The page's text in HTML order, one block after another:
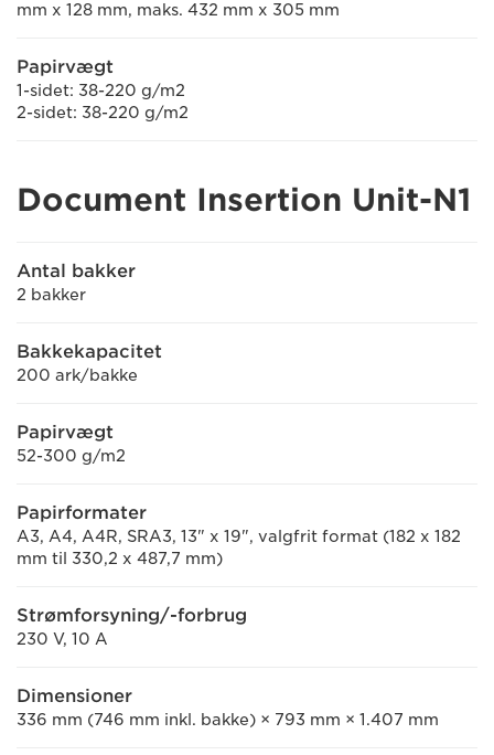
mm x 128 mm, maks. 432 mm x 305 mm
Papirvægt
1-sidet: 38-220 g/m2
2-sidet: 38-220 g/m2
Document Insertion Unit-N1
Antal bakker
2 bakker
Bakkekapacitet
200 ark/bakke
Papirvægt
52-300 g/m2
Papirformater
A3, A4, A4R, SRA3, 13" x 19", valgfrit format (182 x 182
mm til 330,2 x 487,7 mm)
Strømforsyning/-forbrug
230 V, 10 A
Dimensioner
336 mm (746 mm inkl. bakke) × 793 mm × 1.407 mm